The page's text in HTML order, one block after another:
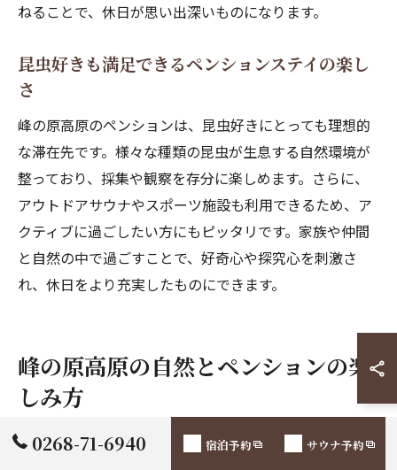
ねることで、休日が思い出深いものになります。
昆虫好きも満足できるペンションステイの楽し
さ
峰の原高原のペンションは、昆虫好きにとっても理想的
な滞在先です。様々な種類の昆虫が生息する自然環境が
整っており、採集や観察を存分に楽しめます。さらに、
アウトドアサウナやスポーツ施設も利用できるため、ア
クティブに過ごしたい方にもピッタリです。家族や仲間
と自然の中で過ごすことで、好奇心や探究心を刺激さ
れ、休日をより充実したものにできます。
峰の原高原の自然とペンションの楽
しみ方
0268-71-6940 宿泊予約 サウナ予約